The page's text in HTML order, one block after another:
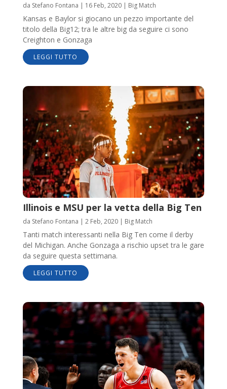
da Stefano Fontana | 16 Feb, 2020| Big Match
Kansas e Baylor si giocano un pezzo importante del
titolo della Big12; tra le altre big da seguire ci sono
Creighton e Gonzaga
LEGGI TUTTO
Illinois e MSU per la vetta della Big Ten
da Stefano Fontana 2 Feb, 2020| Big Match
Tanti match interessanti nella Big Ten come il derby
del Michigan. Anche Gonzaga a rischio upset tra le gare
da seguire questa settimana.
LEGGI TUTTO